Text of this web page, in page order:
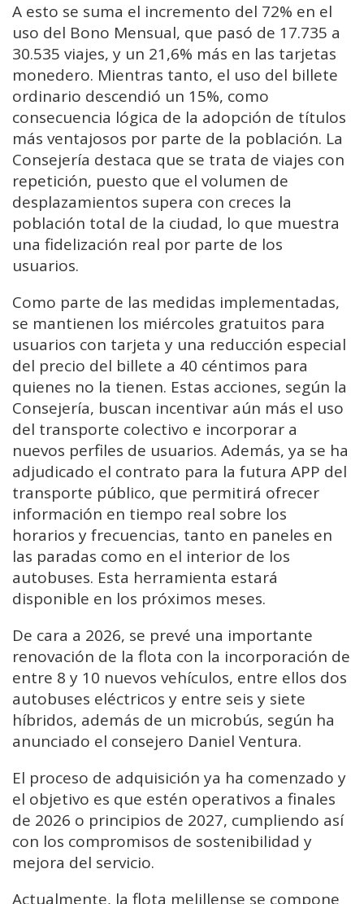
A esto se suma el incremento del 72% en el
uso del Bono Mensual, que pasó de 17.735 a
30.535 viajes, y un 21,6% más en las tarjetas
monedero. Mientras tanto, el uso del billete
ordinario descendió un 15%, como
consecuencia lógica de la adopción de títulos
más ventajosos por parte de la población. La
Consejería destaca que se trata de viajes con
repetición, puesto que el volumen de
desplazamientos supera con creces la
población total de la ciudad, lo que muestra
una fidelización real por parte de los
usuarios.
Como parte de las medidas implementadas,
se mantienen los miércoles gratuitos para
usuarios con tarjeta y una reducción especial
del precio del billete a 40 céntimos para
quienes no la tienen. Estas acciones, según la
Consejería, buscan incentivar aún más el uso
del transporte colectivo e incorporar a
nuevos perfiles de usuarios. Además, ya se ha
adjudicado el contrato para la futura APP del
transporte público, que permitirá ofrecer
información en tiempo real sobre los
horarios y frecuencias, tanto en paneles en
las paradas como en el interior de los
autobuses. Esta herramienta estará
disponible en los próximos meses.
De cara a 2026, se prevé una importante
renovación de la flota con la incorporación de
entre 8 y 10 nuevos vehículos, entre ellos dos
autobuses eléctricos y entre seis y siete
híbridos, además de un microbús, según ha
anunciado el consejero Daniel Ventura.
El proceso de adquisición ya ha comenzado y
el objetivo es que estén operativos a finales
de 2026 o principios de 2027, cumpliendo así
con los compromisos de sostenibilidad y
mejora del servicio.
Actualmente, la flota melillense se compone